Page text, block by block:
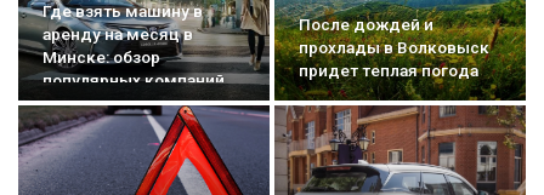
Где взять машину в
аренду на месяц в
Минске: обзор
популярных компаний
После дождей и
прохлады в Волковыск
придет теплая погода